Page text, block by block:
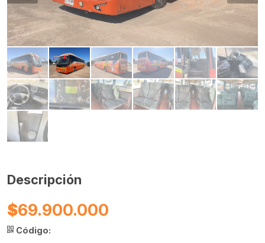
Descripción
$69.900.000
Código: